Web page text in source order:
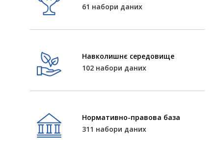
61 набори даних
Навколишнє середовище
102 набори даних
Нормативно-правова база
311 набори даних